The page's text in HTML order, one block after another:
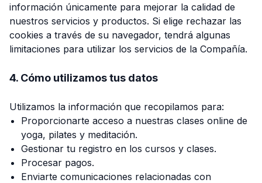
información únicamente para mejorar la calidad de
nuestros servicios y productos. Si elige rechazar las
cookies a través de su navegador, tendrá algunas
limitaciones para utilizar los servicios de la Compañía.
4. Cómo utilizamos tus datos
Utilizamos la información que recopilamos para:
Proporcionarte acceso a nuestras clases online de
yoga, pilates y meditación.
Gestionar tu registro en los cursos y clases.
Procesar pagos.
Enviarte comunicaciones relacionadas con